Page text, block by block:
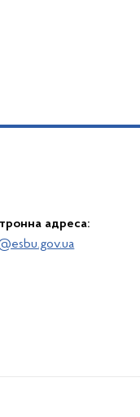
адреса: